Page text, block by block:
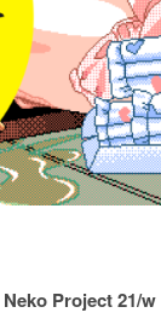
Neko Project 21/w